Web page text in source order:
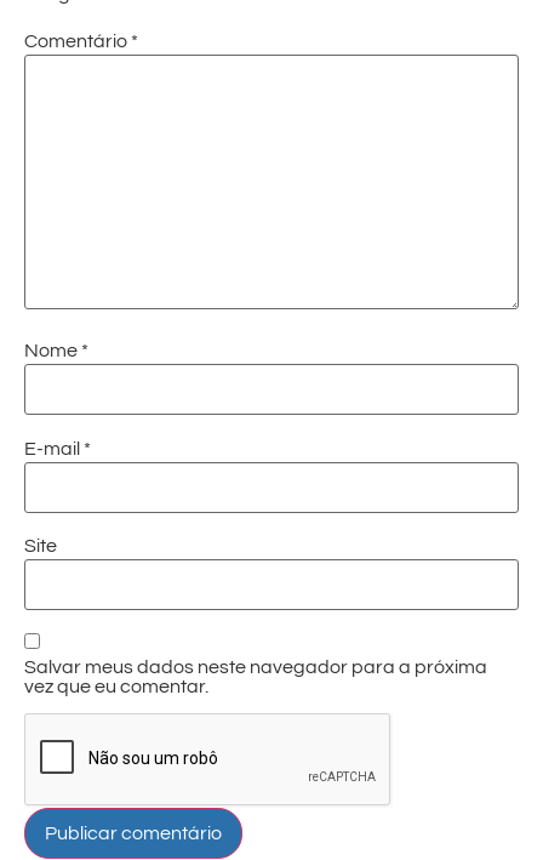
Comentário *
Nome *
E-mail *
Site
Salvar meus dados neste navegador para a próxima
vez que eu comentar.